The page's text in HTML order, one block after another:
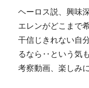
ヘーロス説、興味
エレンがどこまで
干信じきれない自
るなら‥という気
考察動画、楽しみ